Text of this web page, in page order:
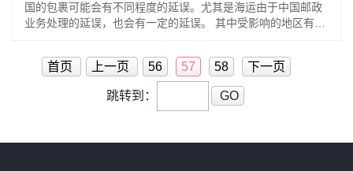
国的包裹可能会有不同程度的延误。尤其是海运由于中国邮政
业务处理的延误，也会有一定的延误。 其中受影响的地区有：
首页 上一页 56 57 58 下一页
跳转到： GO